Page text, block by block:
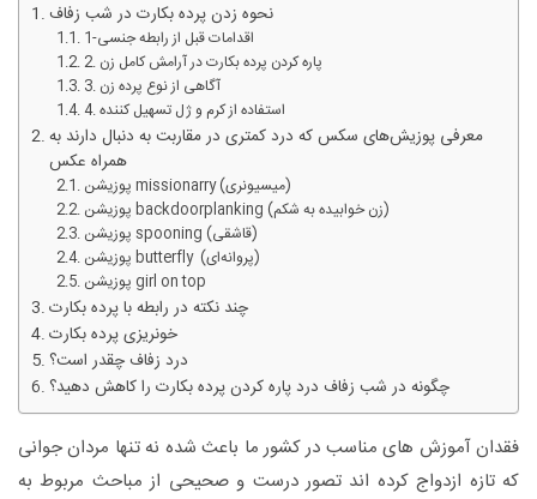
نحوه زدن پرده بکارت در شب زفاف
1-اقدامات قبل از رابطه جنسی
2. پاره کردن پرده بکارت در آرامش کامل زن
3. آگاهی از نوع پرده زن
4. استفاده از کرم و ژل تسهیل کننده
معرفی پوزیش‌های سکس که درد کمتری در مقاربت به دنبال دارند به
همراه عکس
پوزیشن missionarry (میسیونری)
پوزیشن backdoorplanking (زن خوابیده به شکم)
پوزیشن spooning (قاشقی)
پوزیشن butterfly (پروانه‌ای)
پوزیشن girl on top
چند نکته در رابطه با پرده بکارت
خونریزی پرده بکارت
درد زفاف چقدر است؟
چگونه در شب زفاف درد پاره کردن پرده بکارت را کاهش دهید؟
فقدان آموزش های مناسب در کشور ما باعث شده نه تنها مردان جوانی
که تازه ازدواج کرده اند تصور درست و صحیحی از مباحث مربوط به